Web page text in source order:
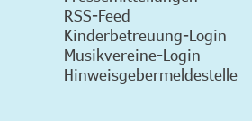
RSS-Feed
Kinderbetreuung-Login
Musikvereine-Login
Hinweisgebermeldestelle